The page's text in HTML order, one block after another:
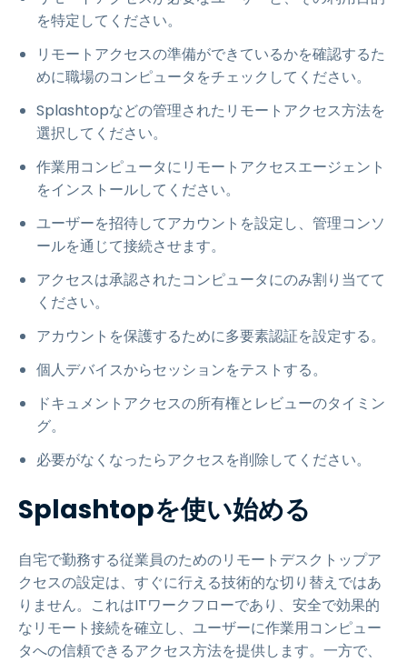
を特定してください。
リモートアクセスの準備ができているかを確認するた
めに職場のコンピュータをチェックしてください。
Splashtopなどの管理されたリモートアクセス方法を
選択してください。
作業用コンピュータにリモートアクセスエージェント
をインストールしてください。
ユーザーを招待してアカウントを設定し、管理コンソ
ールを通じて接続させます。
アクセスは承認されたコンピュータにのみ割り当てて
ください。
アカウントを保護するために多要素認証を設定する。
個人デバイスからセッションをテストする。
ドキュメントアクセスの所有権とレビューのタイミン
グ。
必要がなくなったらアクセスを削除してください。
Splashtopを使い始める
自宅で勤務する従業員のためのリモートデスクトップア
クセスの設定は、すぐに行える技術的な切り替えではあ
りません。これはITワークフローであり、安全で効果的
なリモート接続を確立し、ユーザーに作業用コンピュー
タへの信頼できるアクセス方法を提供します。一方で、